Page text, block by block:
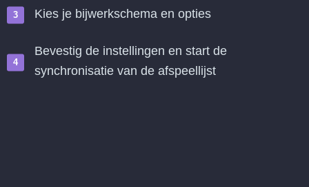
Kies je bijwerkschema en opties
Bevestig de instellingen en start de
synchronisatie van de afspeellijst